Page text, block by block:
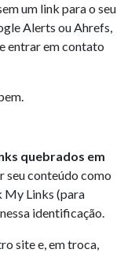
um link para o seu
Alerts ou Ahrefs,
entrar em contato
quebrados em
seu conteúdo como
My Links (para
identificação.
site e, em troca,